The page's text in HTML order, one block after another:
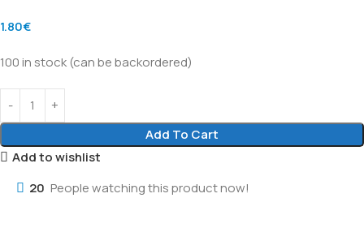
1.80€
100 in stock (can be backordered)
Add To Cart
Add to wishlist
20 People watching this product now!